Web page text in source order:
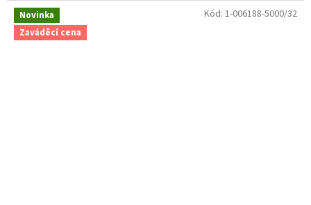
Novinka
Zaváděcí cena
Kód: 1-006188-5000/32